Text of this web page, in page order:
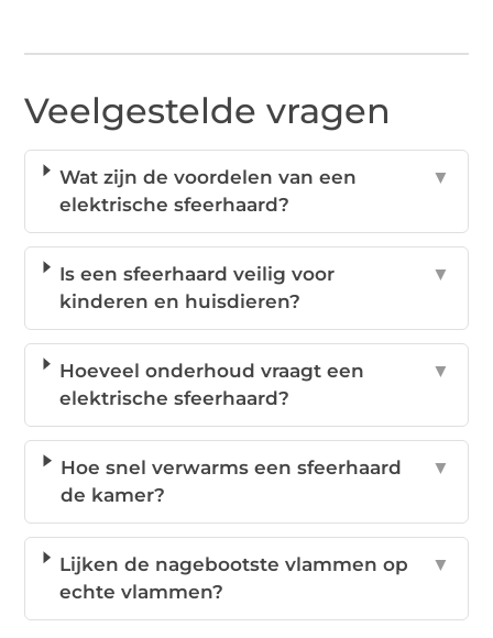
Veelgestelde vragen
Wat zijn de voordelen van een
elektrische sfeerhaard?
▼
Is een sfeerhaard veilig voor
kinderen en huisdieren?
▼
Hoeveel onderhoud vraagt een
elektrische sfeerhaard?
▼
Hoe snel verwarms een sfeerhaard
de kamer?
▼
Lijken de nagebootste vlammen op
echte vlammen?
▼